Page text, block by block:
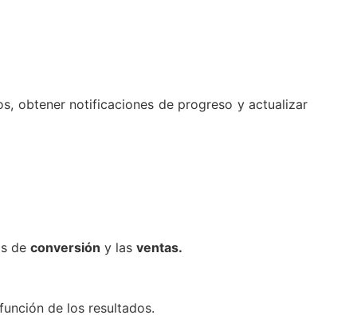
obtener notificaciones de progreso y actualizar
de conversión y las ventas.
de los resultados.